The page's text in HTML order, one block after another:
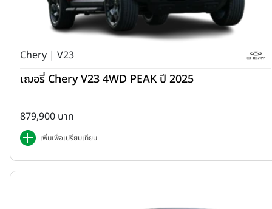
Chery | V23
เฌอรี่ Chery V23 4WD PEAK ปี 2025
879,900 บาท
เพิ่มเพื่อเปรียบเทียบ